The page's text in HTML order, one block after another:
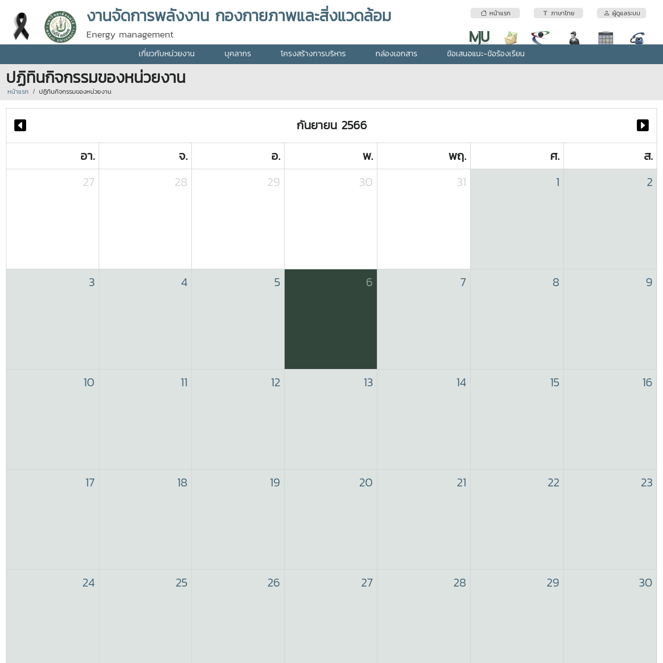
หน้าแรก ภาษาไทย ผู้ดูแลระบบ
งานจัดการพลังงาน กองกายภาพและสิ่งแวดล้อม
Energy management
เกี่ยวกับหน่วยงาน บุคลากร โครงสร้างการบริหาร กล่องเอกสาร ข้อเสนอแนะ-ข้อร้องเรียน
ปฏิทินกิจกรรมของหน่วยงาน
หน้าแรก ปฏิทินกิจกรรมของหน่วยงาน
กันยายน 2566
อา.
จ. อ. พ. พฤ. ศ.
ส.
27
28 29 30 31 1 2
3 4 5 6 7 8 9
10 11 12 13 14 15 16
17 18 19 20 21 22 23
24 25 26 27 28 29 30